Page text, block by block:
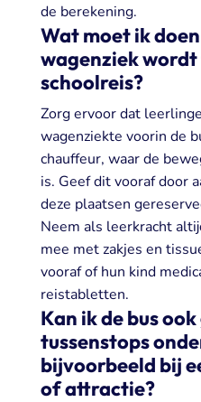
de berekening.
Wat moet ik
wagenziek
schoolreis?
Zorg ervoor dat
wagenziekte voorin de
chauffeur, waar de
is. Geef dit vooraf door
deze plaatsen
Neem als leerkracht
mee met zakjes en
vooraf of hun kind
reistabletten.
Kan ik de bus
tussenstops
bijvoorbeeld bij
of attractie?